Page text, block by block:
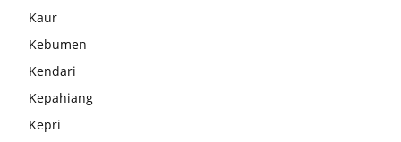
Kaur
Kebumen
Kendari
Kepahiang
Kepri